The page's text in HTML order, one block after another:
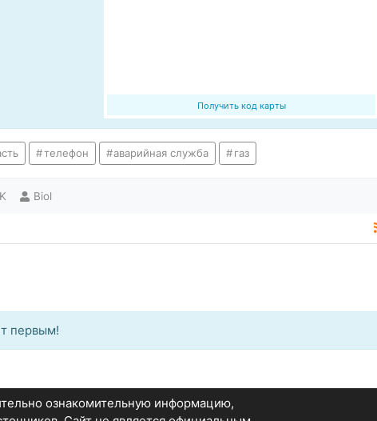
Получить код карты
телефон аварийная служба газ
Biol
первым!
ознакомительную информацию,